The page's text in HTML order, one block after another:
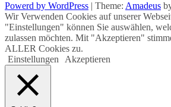
Powerd by WordPress | Theme: Amadeus
Wir Verwenden Cookies auf unserer
"Einstellungen" können Sie auswählen,
zulassen möchten. Mit "Akzeptieren"
ALLER Cookies zu.
Einstellungen
Akzeptieren